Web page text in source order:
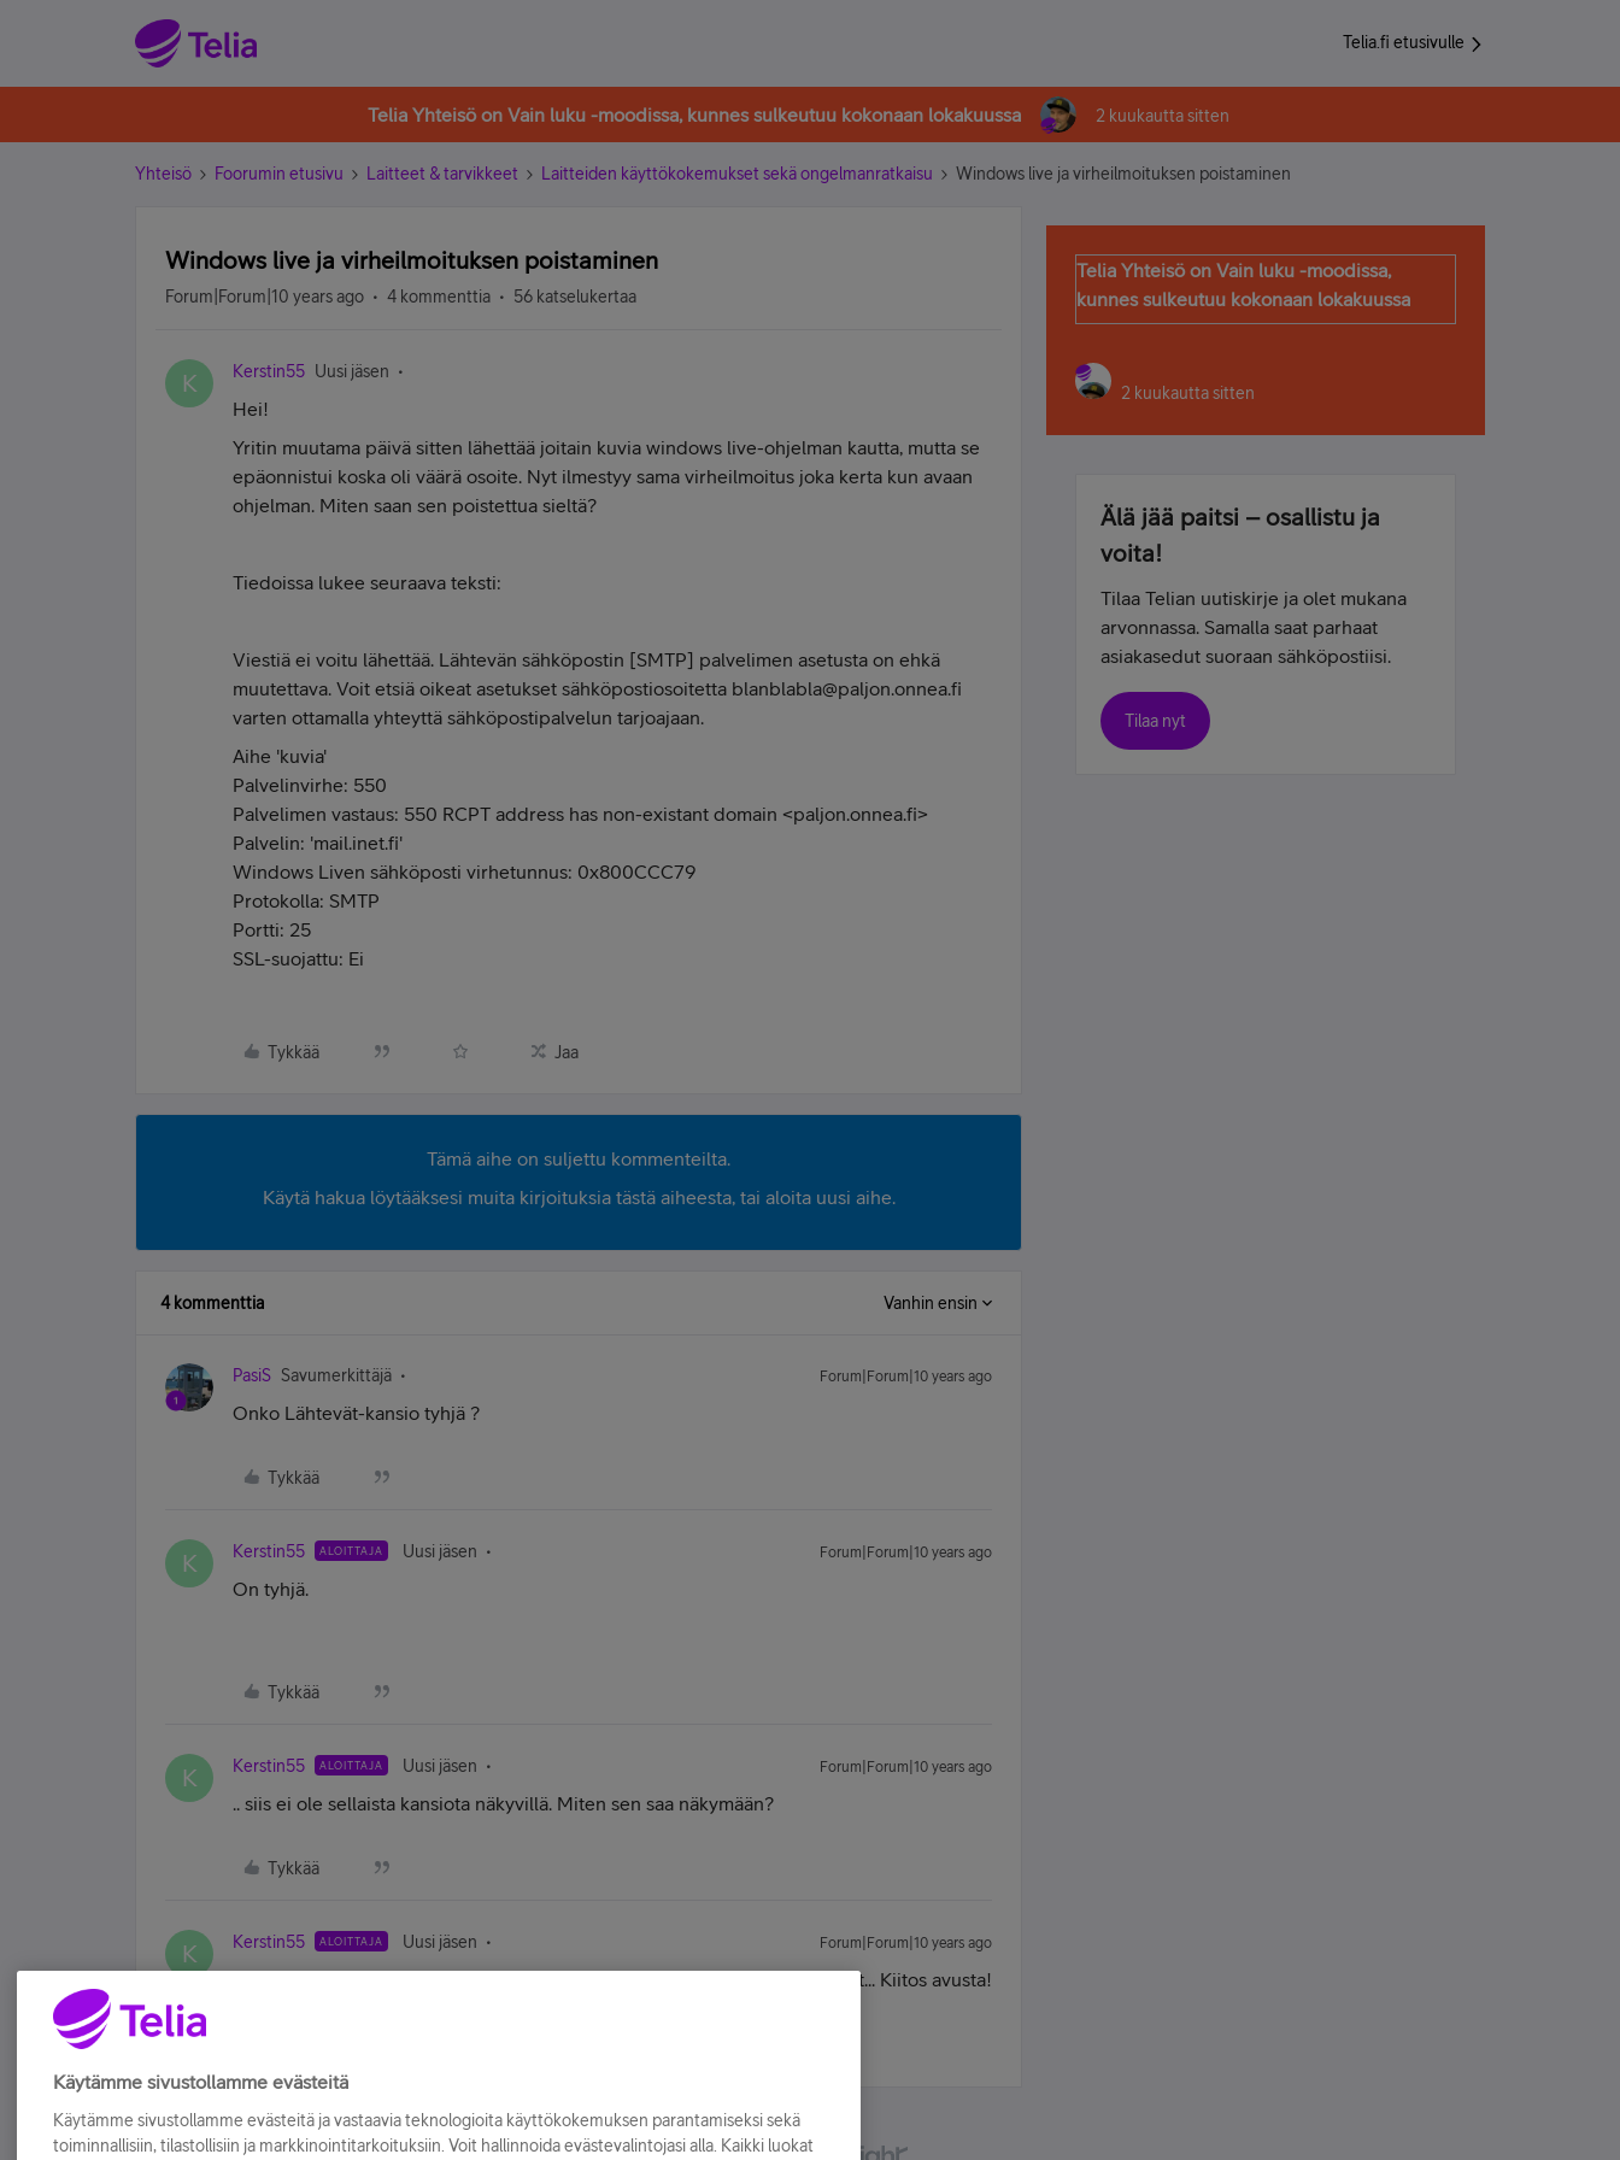
Telia.fi etusivulle
Telia Yhteisö on Vain luku -moodissa, kunnes sulkeutuu kokonaan lokakuussa 2 kuukautta sitten
Yhteisö Foorumin etusivu Laitteet & tarvikkeet Laitteiden käyttökokemukset sekä ongelmanratkaisu Windows live ja virheilmoituksen poistaminen
Windows live ja virheilmoituksen poistaminen
Forum|Forum|10 years ago 4 kommenttia 56 katselukertaa
K Kerstin55 Uusi jäsen
Hei!
Yritin muutama päivä sitten lähettää joitain kuvia windows live-ohjelman kautta, mutta se
epäonnistui koska oli väärä osoite. Nyt ilmestyy sama virheilmoitus joka kerta kun avaan
ohjelman. Miten saan sen poistettua sieltä?
Tiedoissa lukee seuraava teksti:
Viestiä ei voitu lähettää. Lähtevän sähköpostin [SMTP] palvelimen asetusta on ehkä
muutettava. Voit etsiä oikeat asetukset sähköpostiosoitetta blanblabla@paljon.onnea.fi
varten ottamalla yhteyttä sähköpostipalvelun tarjoajaan.
Aihe 'kuvia'
Palvelinvirhe: 550
Palvelimen vastaus: 550 RCPT address has non-existant domain <paljon.onnea.fi>
Palvelin: 'mail.inet.fi'
Windows Liven sähköposti virhetunnus: 0x800CCC79
Protokolla: SMTP
Portti: 25
SSL-suojattu: Ei
Tykkää Jaa
Tämä aihe on suljettu kommenteilta.
Käytä hakua löytääksesi muita kirjoituksia tästä aiheesta, tai aloita uusi aihe.
4 kommenttia Vanhin ensin
PasiS Savumerkittäjä Forum|Forum|10 years ago
Onko Lähtevät-kansio tyhjä ?
Tykkää
K Kerstin55 ALOITTAJA Uusi jäsen Forum|Forum|10 years ago
On tyhjä.
Tykkää
K Kerstin55 ALOITTAJA Uusi jäsen Forum|Forum|10 years ago
.. siis ei ole sellaista kansiota näkyvillä. Miten sen saa näkymään?
Tykkää
K Kerstin55 ALOITTAJA Uusi jäsen Forum|Forum|10 years ago
Johan nyt on! Olihan siellä lähtevät-kansio, ja siellä kuvat. Miten en nähnyt... Kiitos avusta!
Telia Yhteisö on Vain luku -moodissa,
kunnes sulkeutuu kokonaan lokakuussa
2 kuukautta sitten
Älä jää paitsi – osallistu ja
voita!
Tilaa Telian uutiskirje ja olet mukana
arvonnassa. Samalla saat parhaat
asiakasedut suoraan sähköpostiisi.
Tilaa nyt
Käytämme sivustollamme evästeitä
Käytämme sivustollamme evästeitä ja vastaavia teknologioita käyttökokemuksen parantamiseksi sekä
toiminnallisiin, tilastollisiin ja markkinointitarkoituksiin. Voit hallinnoida evästevalintojasi alla. Kaikki luokat